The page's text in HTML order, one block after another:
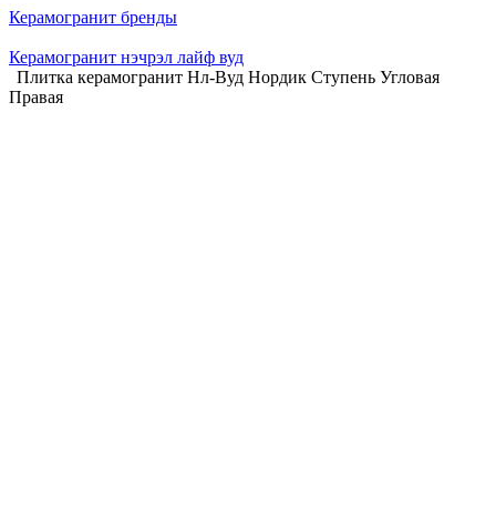
Керамогранит бренды
Керамогранит нэчрэл лайф вуд
Плитка керамогранит Нл-Вуд Нордик Ступень Угловая
Правая